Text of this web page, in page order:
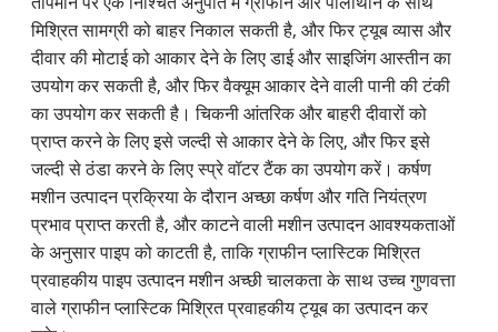
मिश्रित सामग्री को बाहर निकाल सकती है, और फिर ट्यूब व्यास और
दीवार की मोटाई को आकार देने के लिए डाई और साइजिंग आस्तीन का
उपयोग कर सकती है, और फिर वैक्यूम आकार देने वाली पानी की टंकी
का उपयोग कर सकती है। चिकनी आंतरिक और बाहरी दीवारों को
प्राप्त करने के लिए इसे जल्दी से आकार देने के लिए, और फिर इसे
जल्दी से ठंडा करने के लिए स्प्रे वॉटर टैंक का उपयोग करें। कर्षण
मशीन उत्पादन प्रक्रिया के दौरान अच्छा कर्षण और गति नियंत्रण
प्रभाव प्राप्त करती है, और काटने वाली मशीन उत्पादन आवश्यकताओं
के अनुसार पाइप को काटती है, ताकि ग्राफीन प्लास्टिक मिश्रित
प्रवाहकीय पाइप उत्पादन मशीन अच्छी चालकता के साथ उच्च गुणवत्ता
वाले ग्राफीन प्लास्टिक मिश्रित प्रवाहकीय ट्यूब का उत्पादन कर